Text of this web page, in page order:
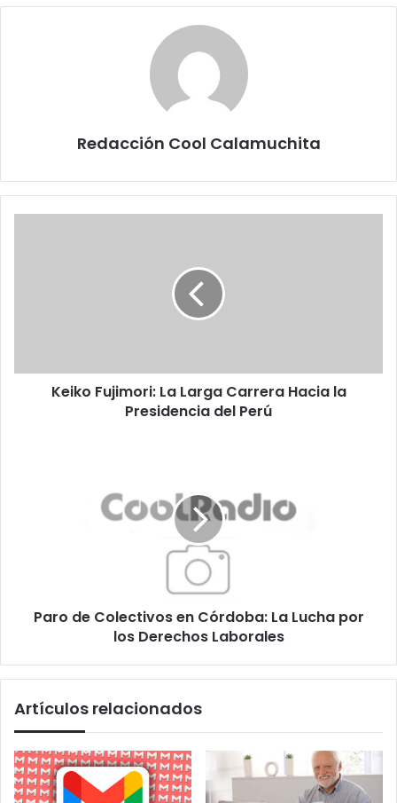
Redacción Cool Calamuchita
del
Keiko Fujimori: La Larga Carrera Hacia la
Presidencia del Perú
Derechos
Paro de Colectivos en Córdoba: La Lucha por
los Derechos Laborales
Artículos relacionados